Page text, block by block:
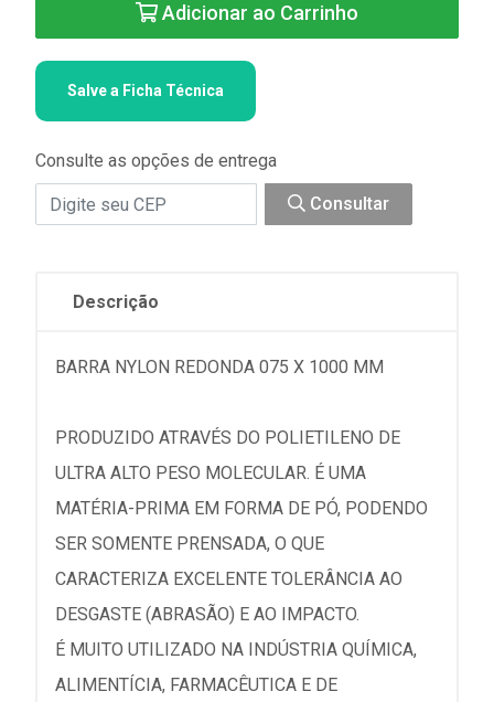
Adicionar ao Carrinho
Salve a Ficha Técnica
Consulte as opções de entrega
Consultar
Descrição
BARRA NYLON REDONDA 075 X 1000 MM
PRODUZIDO ATRAVÉS DO POLIETILENO DE
ULTRA ALTO PESO MOLECULAR. É UMA
MATÉRIA-PRIMA EM FORMA DE PÓ, PODENDO
SER SOMENTE PRENSADA, O QUE
CARACTERIZA EXCELENTE TOLERÂNCIA AO
DESGASTE (ABRASÃO) E AO IMPACTO.
É MUITO UTILIZADO NA INDÚSTRIA QUÍMICA,
ALIMENTÍCIA, FARMACÊUTICA E DE